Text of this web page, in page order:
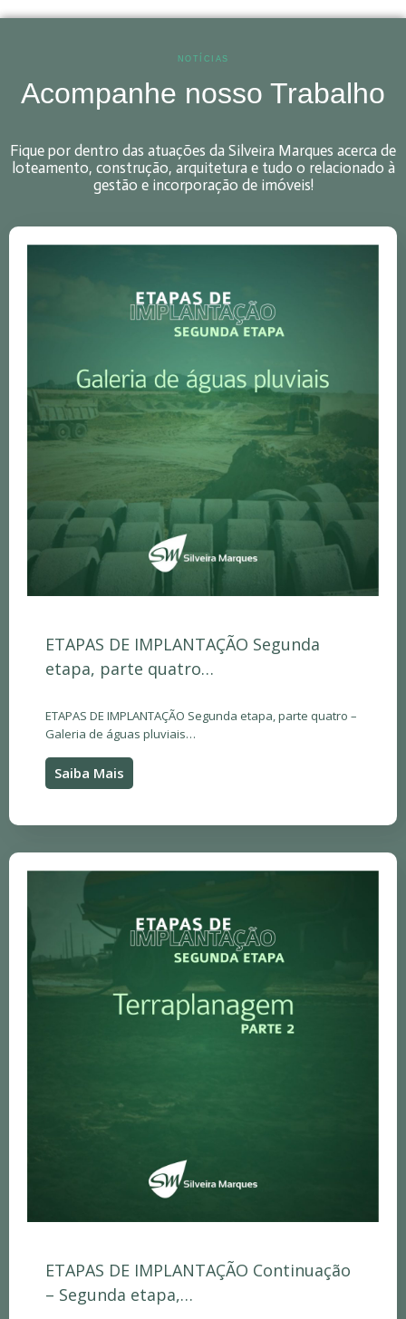
NOTÍCIAS
Acompanhe nosso Trabalho
Fique por dentro das atuações da Silveira Marques acerca de
loteamento, construção, arquitetura e tudo o relacionado à
gestão e incorporação de imóveis!
ETAPAS DE IMPLANTAÇÃO Segunda
etapa, parte quatro…
ETAPAS DE IMPLANTAÇÃO Segunda etapa, parte quatro –
Galeria de águas pluviais…
Saiba Mais
ETAPAS DE IMPLANTAÇÃO Continuação
– Segunda etapa,…